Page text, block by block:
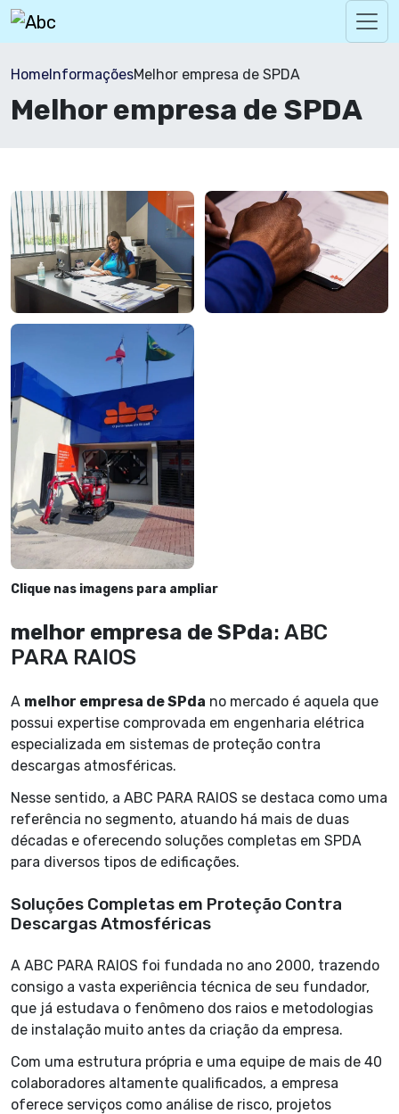
HomeInformaçõesMelhor empresa de SPDA
Melhor empresa de SPDA
Clique nas imagens para ampliar
melhor empresa de SPda: ABC
PARA RAIOS
A melhor empresa de SPda no mercado é aquela que
possui expertise comprovada em engenharia elétrica
especializada em sistemas de proteção contra
descargas atmosféricas.
Nesse sentido, a ABC PARA RAIOS se destaca como uma
referência no segmento, atuando há mais de duas
décadas e oferecendo soluções completas em SPDA
para diversos tipos de edificações.
Soluções Completas em Proteção Contra
Descargas Atmosféricas
A ABC PARA RAIOS foi fundada no ano 2000, trazendo
consigo a vasta experiência técnica de seu fundador,
que já estudava o fenômeno dos raios e metodologias
de instalação muito antes da criação da empresa.
Com uma estrutura própria e uma equipe de mais de 40
colaboradores altamente qualificados, a empresa
oferece serviços como análise de risco, projetos